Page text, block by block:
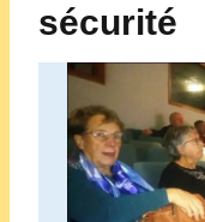
sécurité